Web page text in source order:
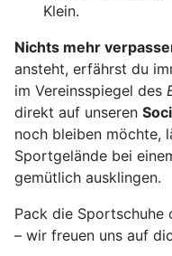
Klein.
Nichts mehr
ansteht, erfährst du
im Vereinsspiegel des
direkt auf unseren
noch bleiben möchte,
Sportgelände bei
gemütlich ausklingen.
Pack die Sportschuhe
– wir freuen uns auf